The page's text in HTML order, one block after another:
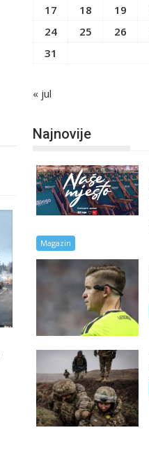
17
18 19
24
25 26
31
« jul
Najnovije
Magazin